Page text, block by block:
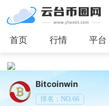
首页 行情 平台
Bitcoinwin
排名：NO.66